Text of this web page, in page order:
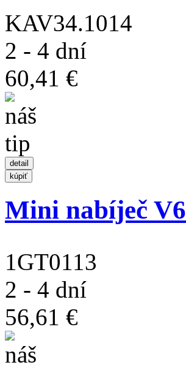
KAV34.1014
2 - 4 dní
60,41 €
Mini nabíječ
1GT0113
2 - 4 dní
56,61 €